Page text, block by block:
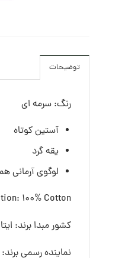
توضیحات
رنگ: سرمه ای
آستین کوتاه
یقه گرد
لوگوی آرمانی
100% Cotton
کشور مبدا برند:
نماینده رسمی